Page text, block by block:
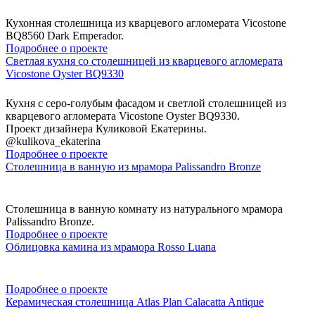
Кухонная столешница из кварцевого агломерата Vicostone
BQ8560 Dark Emperador.
Подробнее о проекте
Светлая кухня со столешницей из кварцевого агломерата
Vicostone Oyster BQ9330
Кухня с серо-голубым фасадом и светлой столешницей из
кварцевого агломерата Vicostone Oyster BQ9330.
Проект дизайнера Куликовой Екатерины.
@kulikova_ekaterina
Подробнее о проекте
Столешница в ванную из мрамора Palissandro Bronze
Столешница в ванную комнату из натурального мрамора
Palissandro Bronze.
Подробнее о проекте
Облицовка камина из мрамора Rosso Luana
Подробнее о проекте
Керамическая столешница Atlas Plan Calacatta Antique